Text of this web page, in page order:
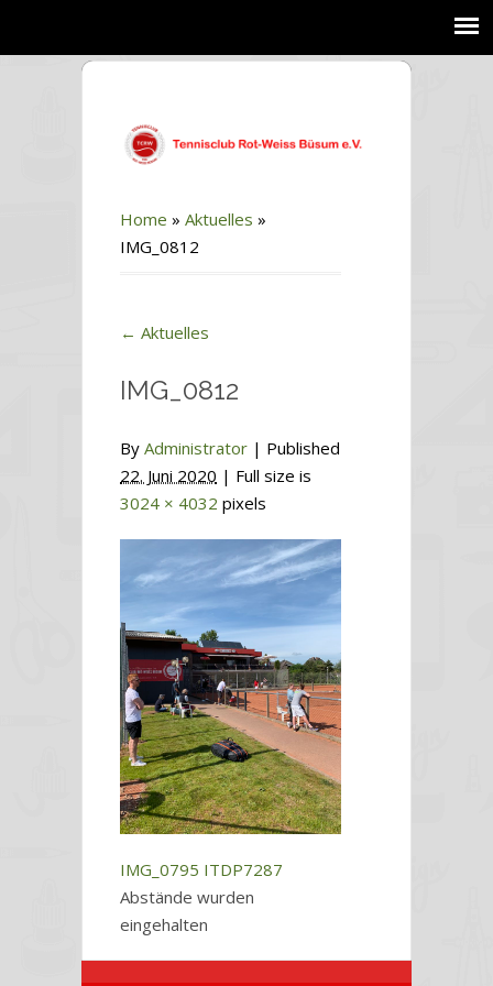
Home » Aktuelles »
IMG_0812
← Aktuelles
IMG_0812
By Administrator | Published
22. Juni 2020 | Full size is
3024 × 4032 pixels
IMG_0795 ITDP7287
Abstände wurden
eingehalten